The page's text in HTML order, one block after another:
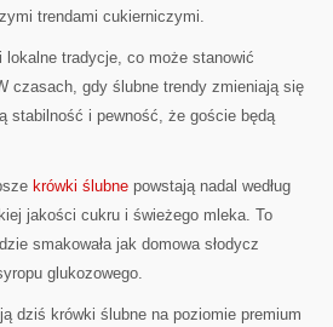
trendami cukierniczymi.
lokalne tradycje, co może stanowić
czasach, gdy ślubne trendy zmieniają się
stabilność i pewność, że goście będą
krówki ślubne powstają nadal według
jakości cukru i świeżego mleka. To
smakowała jak domowa słodycz
glukozowego.
dziś krówki ślubne na poziomie premium